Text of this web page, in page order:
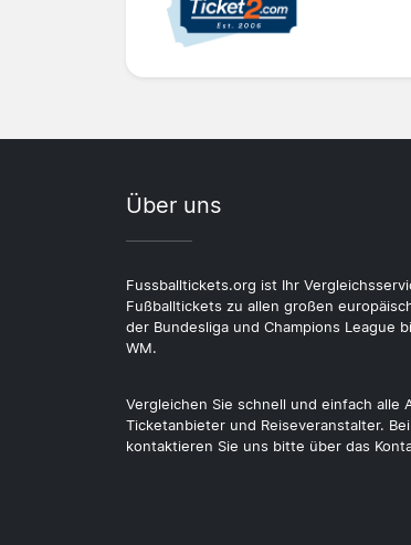
Über uns
Fussballtickets.org ist Ihr
Fußballtickets zu allen großen
der Bundesliga und Champions League
WM.
Vergleichen Sie schnell und einfach alle
Ticketanbieter und Reiseveranstalter.
kontaktieren Sie uns bitte über das